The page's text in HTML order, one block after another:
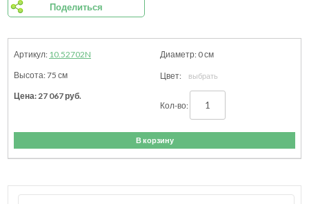
Поделиться
10.52702N 0см
75 см
27 067руб.
В корзину